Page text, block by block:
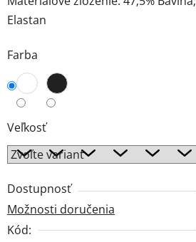
Elastan
Farba
Veľkosť
Dostupnosť
Možnosti doručenia
Kód: